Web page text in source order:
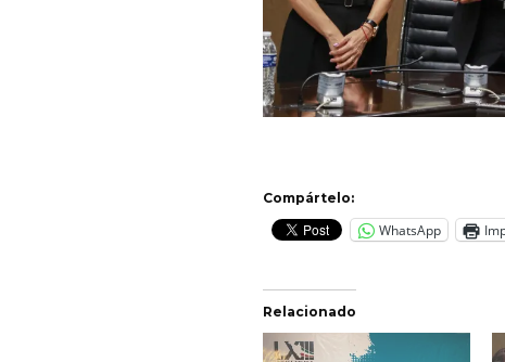
Compártelo:
WhatsApp
Relacionado